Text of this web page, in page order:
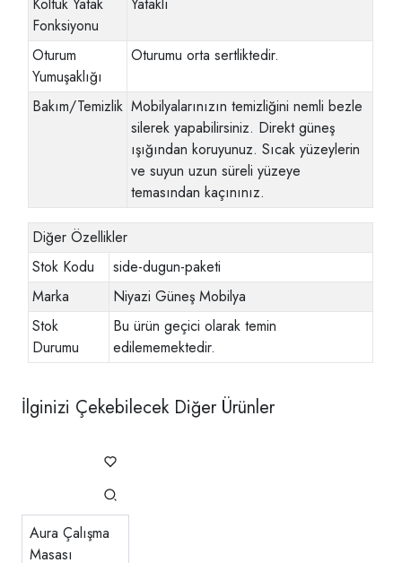
Fonksiyonu
Oturum
Yumuşaklığı
Oturumu orta sertliktedir.
Bakım/Temizlik Mobilyalarınızın temizliğini nemli bezle
silerek yapabilirsiniz. Direkt güneş
ışığından koruyunuz. Sıcak yüzeylerin
ve suyun uzun süreli yüzeye
temasından kaçınınız.
Diğer Özellikler
Stok Kodu
side-dugun-paketi
Marka
Niyazi Güneş Mobilya
Stok
Durumu
Bu ürün geçici olarak temin
edilememektedir.
İlginizi Çekebilecek Diğer Ürünler
Aura Çalışma
Masası